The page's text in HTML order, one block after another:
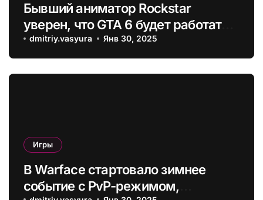
Бывший аниматор Rockstar
уверен, что GTA 6 будет работать в
30 FPS на консолях, а 60 FPS на PC
смогут выдать только видеокарты
следующего поколения
dmitriy.vasyura Янв 30, 2025
Игры
В Warface стартовало зимнее
событие с PvP-режимом,